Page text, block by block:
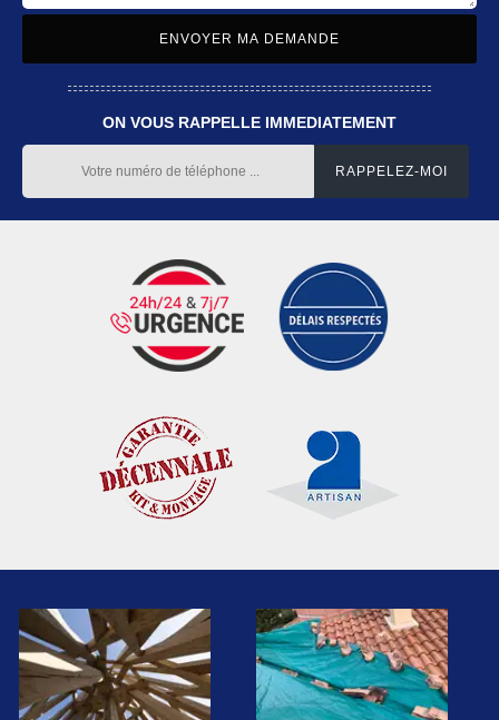
ON VOUS RAPPELLE IMMEDIATEMENT